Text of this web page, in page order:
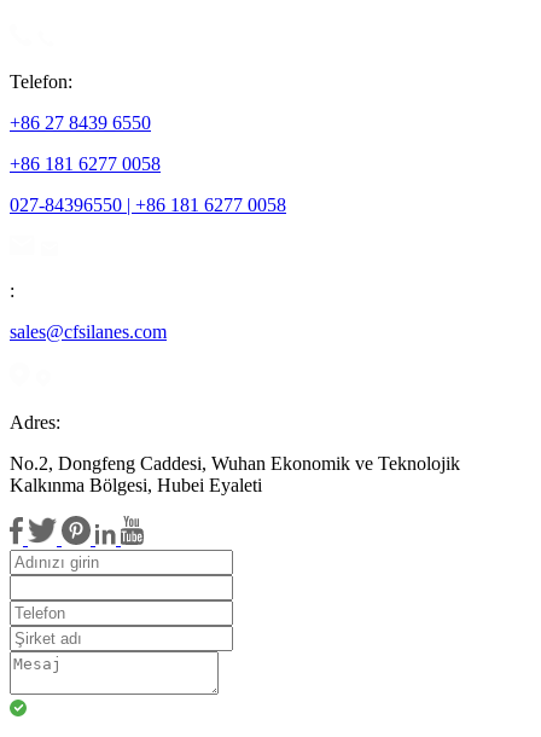
Telefon:
+86 27 8439 6550
+86 181 6277 0058
027-84396550 | +86 181 6277 0058
:
sales@cfsilanes.com
Adres:
No.2, Dongfeng Caddesi, Wuhan Ekonomik ve Teknolojik
Kalkınma Bölgesi, Hubei Eyaleti